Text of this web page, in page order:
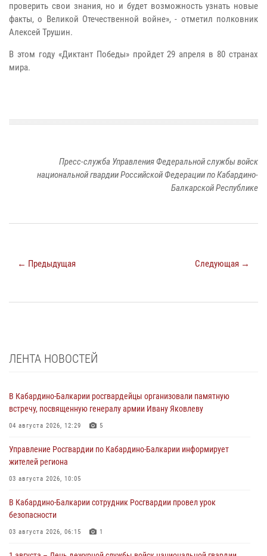
проверить свои знания, но и будет возможность узнать новые
факты, о Великой Отечественной войне», - отметил полковник
Алексей Трушин.
В этом году «Диктант Победы» пройдет 29 апреля в 80 странах
мира.
Пресс-служба Управления Федеральной службы войск
национальной гвардии Российской Федерации по Кабардино-
Балкарской Республике
← Предыдущая Следующая →
ЛЕНТА НОВОСТЕЙ
В Кабардино-Балкарии росгвардейцы организовали памятную
встречу, посвященную генералу армии Ивану Яковлеву
04 августа 2026, 12:29 5
Управление Росгвардии по Кабардино-Балкарии информирует
жителей региона
03 августа 2026, 10:05
В Кабардино‑Балкарии сотрудник Росгвардии провел урок
безопасности
03 августа 2026, 06:15 1